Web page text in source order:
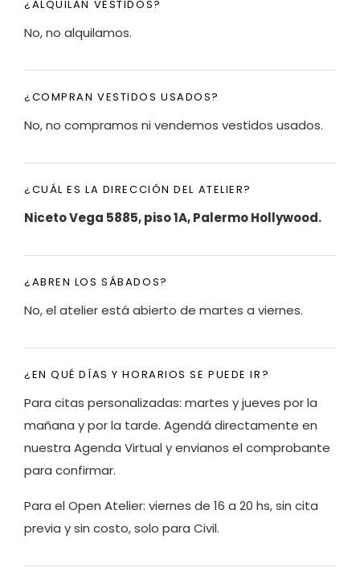
¿ALQUILAN VESTIDOS?
No, no alquilamos.
¿COMPRAN VESTIDOS USADOS?
No, no compramos ni vendemos vestidos usados.
¿CUÁL ES LA DIRECCIÓN DEL ATELIER?
Niceto Vega 5885, piso 1A, Palermo Hollywood.
¿ABREN LOS SÁBADOS?
No, el atelier está abierto de martes a viernes.
¿EN QUÉ DÍAS Y HORARIOS SE PUEDE IR?
Para citas personalizadas: martes y jueves por la
mañana y por la tarde. Agendá directamente en
nuestra Agenda Virtual y envianos el comprobante
para confirmar.
Para el Open Atelier: viernes de 16 a 20 hs, sin cita
previa y sin costo, solo para Civil.